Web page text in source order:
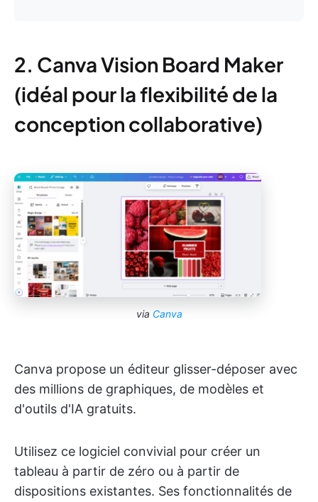
2. Canva Vision Board Maker
(idéal pour la flexibilité de la
conception collaborative)
via Canva
Canva propose un éditeur glisser-déposer avec
des millions de graphiques, de modèles et
d'outils d'IA gratuits.
Utilisez ce logiciel convivial pour créer un
tableau à partir de zéro ou à partir de
dispositions existantes. Ses fonctionnalités de